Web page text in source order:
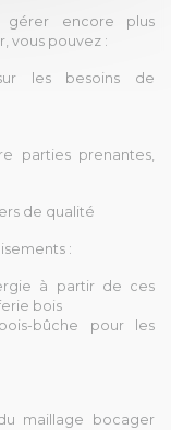
gérer encore plus
vous pouvez :
les besoins de
parties prenantes,
de qualité
:
à partir de ces
bois
bûche pour les
maillage bocager